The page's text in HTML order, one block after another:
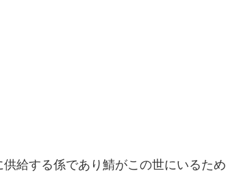
給する係であり鯖がこの世にいるため